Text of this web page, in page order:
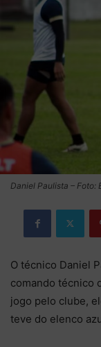
Daniel Paulista – Foto:
O técnico Daniel
comando técnico
jogo pelo clube,
teve do elenco